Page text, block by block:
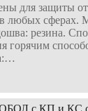
для защиты
любых сферах.
резина.
горячим